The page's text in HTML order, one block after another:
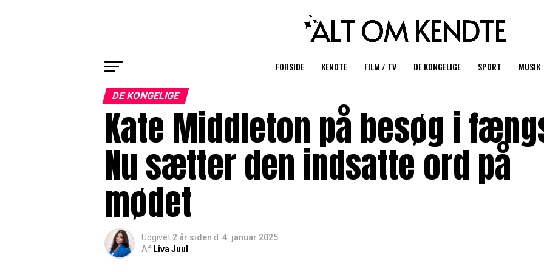
FORSIDE KENDTE FILM / TV DE KONGELIGE SPORT MUSIK
DE KONGELIGE
Kate Middleton på besøg i
Nu sætter den indsatte ord på
mødet
Udgivet 2 år siden d. 4. januar 2025
Af Liva Juul